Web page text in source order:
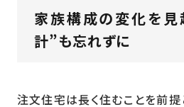
家族構成の変化を
計”も忘れずに
注文住宅は長く住むことを前提